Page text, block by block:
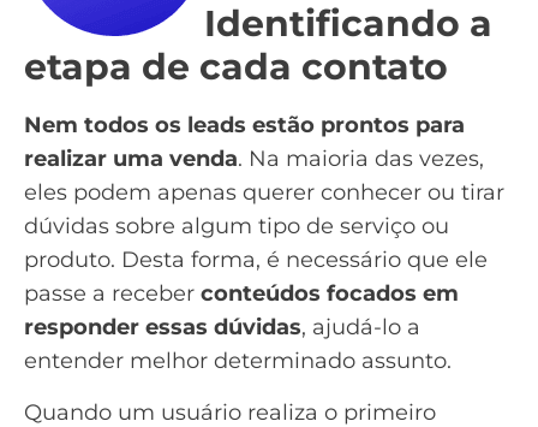
Identificando a
etapa de cada contato
Nem todos os leads estão prontos para
realizar uma venda. Na maioria das vezes,
eles podem apenas querer conhecer ou tirar
dúvidas sobre algum tipo de serviço ou
produto. Desta forma, é necessário que ele
passe a receber conteúdos focados em
responder essas dúvidas, ajudá-lo a
entender melhor determinado assunto.
Quando um usuário realiza o primeiro